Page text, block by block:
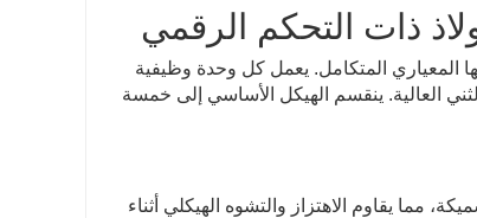
ذات التحكم الرقمي
المعياري المتكامل. يعمل كل وحدة وظيفية
العالية. ينقسم الهيكل الأساسي إلى خمسة
مما يقاوم الاهتزاز والتشوه الهيكلي أثناء